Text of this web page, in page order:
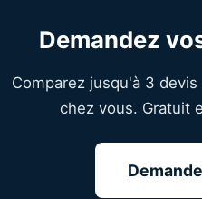
Demandez
Comparez jusqu'à 3
chez vous. Gratuit